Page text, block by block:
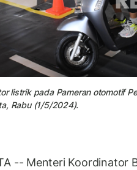
listrik pada Pameran otomotif
Rabu (1/5/2024).
-- Menteri Koordinator